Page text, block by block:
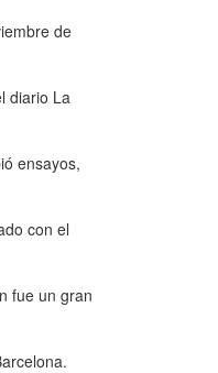
de
diario La
ensayos,
con el
fue un gran